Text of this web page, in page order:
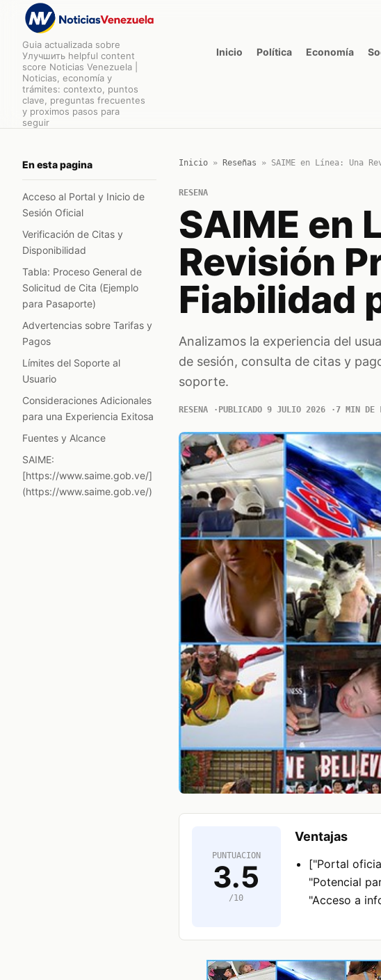
Guia actualizada sobre
Улучшить helpful content
score Noticias Venezuela |
Noticias, economía y
trámites: contexto, puntos
clave, preguntas frecuentes
y proximos pasos para
seguir
Inicio Política Economía
En esta pagina
Acceso al Portal y Inicio de
Sesión Oficial
Verificación de Citas y
Disponibilidad
Tabla: Proceso General de
Solicitud de Cita (Ejemplo
para Pasaporte)
Advertencias sobre Tarifas y
Pagos
Límites del Soporte al
Usuario
Consideraciones Adicionales
para una Experiencia Exitosa
Fuentes y Alcance
SAIME:
[https://www.saime.gob.ve/]
(https://www.saime.gob.ve/)
Inicio» Reseñas » SAIME en Línea: Una
RESENA
SAIME en
Revisión
Fiabilidad
Analizamos la experiencia del
de sesión, consulta de citas y
soporte.
RESENA PUBLICADO 9 JULIO 2026 7 MIN DE
PUNTUACION
3.5
/10
Ventajas
["Portal
"Potencial
"Acceso a